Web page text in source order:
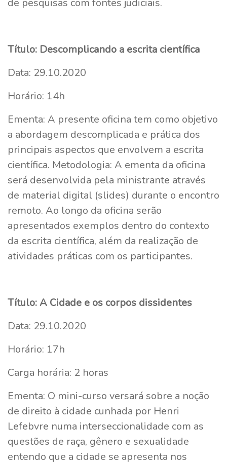
Título: Descomplicando a escrita científica
Data: 29.10.2020
Horário: 14h
Ementa: A presente oficina tem como objetivo
a abordagem descomplicada e prática dos
principais aspectos que envolvem a escrita
científica. Metodologia: A ementa da oficina
será desenvolvida pela ministrante através
de material digital (slides) durante o encontro
remoto. Ao longo da oficina serão
apresentados exemplos dentro do contexto
da escrita científica, além da realização de
atividades práticas com os participantes.
Título: A Cidade e os corpos dissidentes
Data: 29.10.2020
Horário: 17h
Carga horária: 2 horas
Ementa: O mini-curso versará sobre a noção
de direito à cidade cunhada por Henri
Lefebvre numa interseccionalidade com as
questões de raça, gênero e sexualidade
entendo que a cidade se apresenta nos